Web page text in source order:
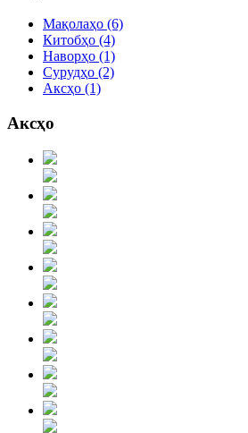
Мақолаҳо (6)
Китобҳо (4)
Наворҳо (1)
Сурудҳо (2)
Аксҳо (1)
Аксҳо